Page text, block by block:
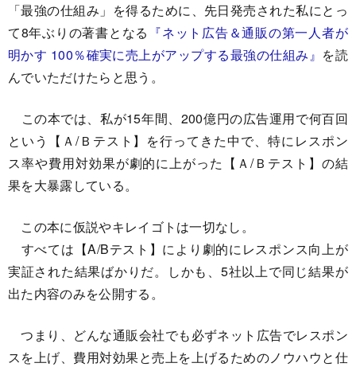
「最強の仕組み」を得るために、先日発売された私にとっ
て8年ぶりの著書となる 『ネット広告＆通販の第一人者が
明かす 100％確実に売上がアップする最強の仕組み』 を読
んでいただけたらと思う。
この本では、私が15年間、200億円の広告運用で何百回
という【Ａ/Ｂテスト】を行ってきた中で、特にレスポン
ス率や費用対効果が劇的に上がった【Ａ/Ｂテスト】の結
果を大暴露している。
この本に仮説やキレイゴトは一切なし。
すべては【A/Bテスト】により劇的にレスポンス向上が
実証された結果ばかりだ。しかも、5社以上で同じ結果が
出た内容のみを公開する。
つまり、どんな通販会社でも必ずネット広告でレスポン
スを上げ、費用対効果と売上を上げるためのノウハウと仕